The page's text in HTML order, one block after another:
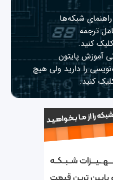
ترجمه
کلیک کنید.
آموزش پایتون
را دارید ولی هیچ
کنید.